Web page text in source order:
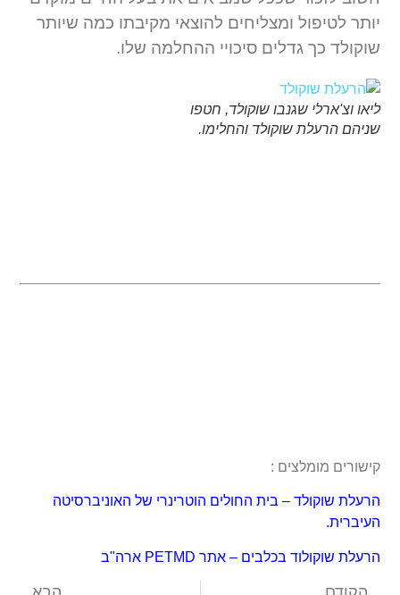
יותר לטיפול ומצליחים להוצאי מקיבתו כמה שיותר
שוקולד כך גדלים סיכויי ההחלמה שלו.
ליאו וצ'ארלי שגנבו שוקולד, חטפו
שניהם הרעלת שוקולד והחלימו.
קישורים מומלצים :
הרעלת שוקולד – בית החולים הוטרינרי של האוניברסיטה
העיברית.
הרעלת שוקולוד בכלבים – אתר PETMD ארה"ב